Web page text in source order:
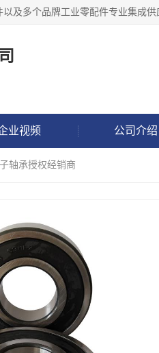
业视频 公司介绍
轴承授权经销商